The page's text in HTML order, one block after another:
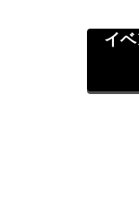
イ